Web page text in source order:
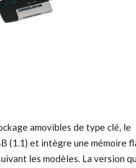
amovibles de type clé, le
(1.1) et intègre une mémoire
les modèles. La version